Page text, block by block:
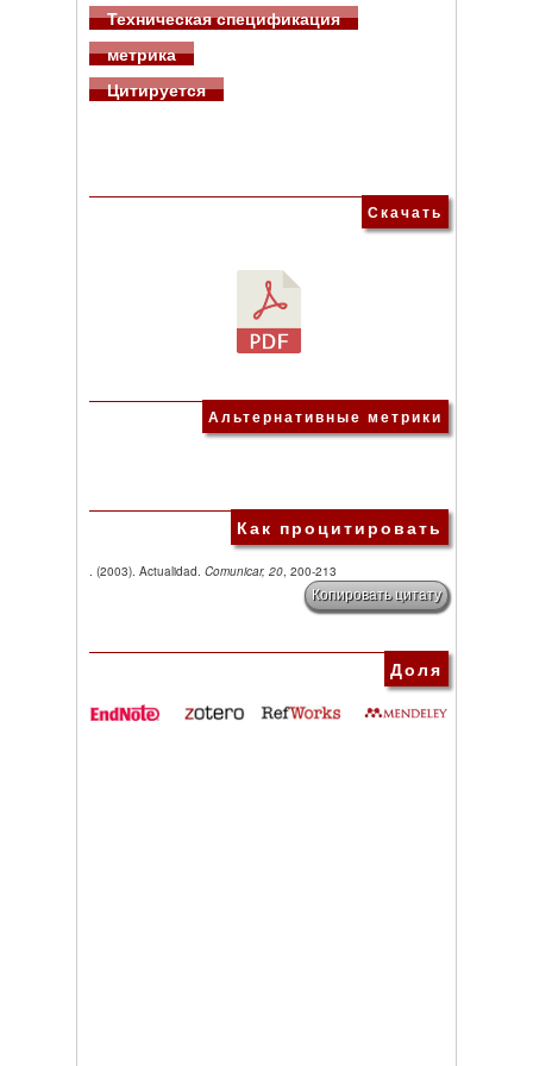
Техническая спецификация
метрика
Цитируется
Скачать
Альтернативные метрики
Как процитировать
. (2003). Actualidad. Comunicar, 20, 200-213
Копировать цитату
Доля